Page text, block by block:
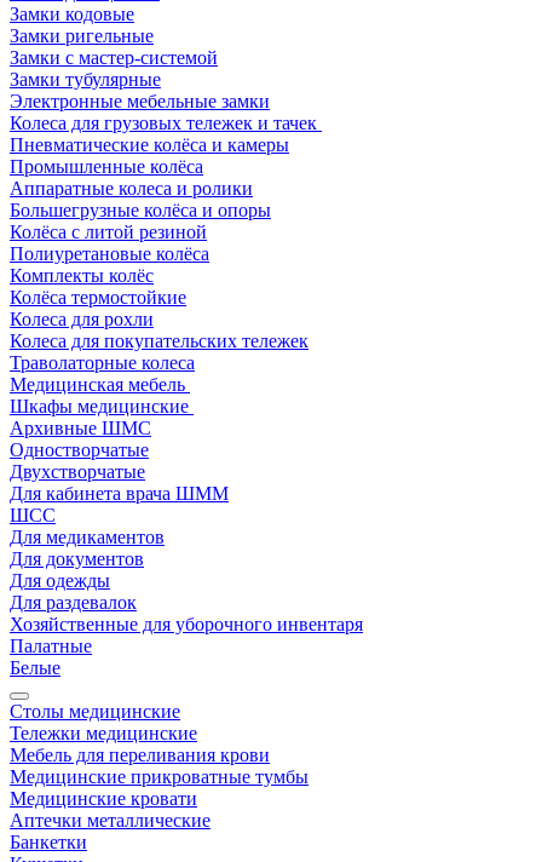
Замки кодовые
Замки ригельные
Замки с мастер-системой
Замки тубулярные
Электронные мебельные замки
Колеса для грузовых тележек и тачек
Пневматические колёса и камеры
Промышленные колёса
Аппаратные колеса и ролики
Большегрузные колёса и опоры
Колёса с литой резиной
Полиуретановые колёса
Комплекты колёс
Колёса термостойкие
Колеса для рохли
Колеса для покупательских тележек
Траволаторные колеса
Медицинская мебель
Шкафы медицинские
Архивные ШМС
Одностворчатые
Двухстворчатые
Для кабинета врача ШММ
ШСС
Для медикаментов
Для документов
Для одежды
Для раздевалок
Хозяйственные для уборочного инвентаря
Палатные
Белые
Столы медицинские
Тележки медицинские
Мебель для переливания крови
Медицинские прикроватные тумбы
Медицинские кровати
Аптечки металлические
Банкетки